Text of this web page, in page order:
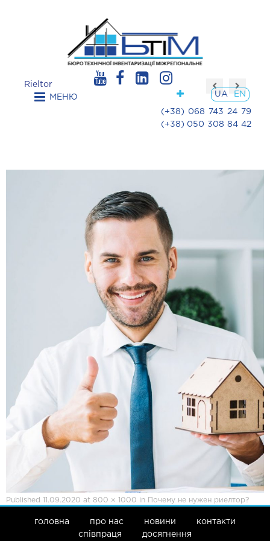
(+38) 068 743 24 79
(+38) 050 308 84 42
UA EN
МЕНЮ
Rieltor
Published 11.09.2020 at 800 × 1000 in Почему не нужен риелтор?
головна про нас новини
контакти
співпраця
досягнення